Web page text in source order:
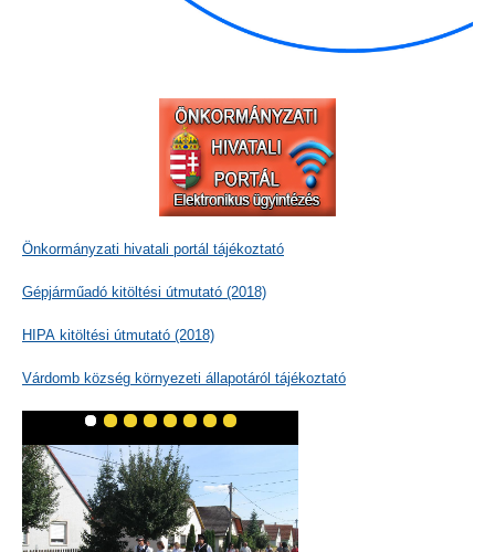
Önkormányzati hivatali portál tájékoztató
Gépjárműadó kitöltési útmutató (2018)
HIPA kitöltési útmutató (2018)
Várdomb község környezeti állapotáról tájékoztató